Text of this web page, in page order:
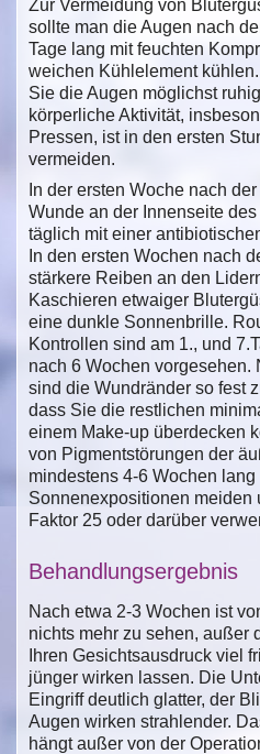
Zur Vermeidung von
sollte man die Augen nach
Tage lang mit feuchten
weichen Kühlelement
Sie die Augen möglichst
körperliche Aktivität,
Pressen, ist in den ersten
vermeiden.
In der ersten Woche nach
Wunde an der Innenseite
täglich mit einer
In den ersten Wochen nach
stärkere Reiben an den
Kaschieren etwaiger
eine dunkle Sonnenbrille.
Kontrollen sind am 1., und
nach 6 Wochen vorgesehen.
sind die Wundränder so fest
dass Sie die restlichen
einem Make-up überdecken
von Pigmentstörungen der
mindestens 4-6 Wochen
Sonnenexpositionen meiden
Faktor 25 oder darüber
Behandlungsergebnis
Nach etwa 2-3 Wochen ist
nichts mehr zu sehen, außer
Ihren Gesichtsausdruck viel
jünger wirken lassen. Die
Eingriff deutlich glatter, der
Augen wirken strahlender.
hängt außer von der